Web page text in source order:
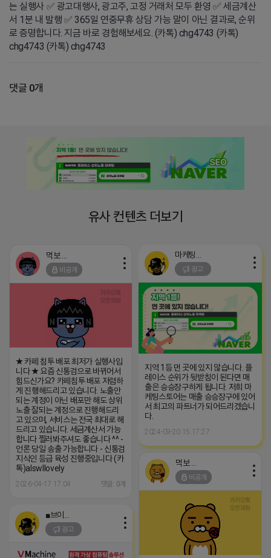
는 실행사 ✅ 광고대행사, 광고주, 고정 거래처 모두 환영 ✅ 세금계산
서 1분 내 발행 ✅ 365일 연중무휴 상담 가능 말이 아닌 결과로, 순위
로 증명합니다. 지금 바로 경험해보세요. (카톡) chg4743 (카톡)
chg4743 (카톡) chg4743
댓글 0개
유사 컨텐츠 더보기
비공개
★ 카페 침투 배포 최저가 실행사입
니다 ★ 요즘 신통검으로 바뀌어서
힘드신가요? 카페침투 배포 저렴하
게 진행해드리고 있습니다. 노출안
되는 계정이 아닌 배포만 해도 상위
노출 잘되는 계정으로 진행해드리
고 있으며, 서비스는 전국 최대로 해
드리고 있습니다. 세금계산서 가능
합니다 찔러봐주셔도 좋습니다 ^^ -
언론 당일 송출 가능합니다 - 신통검
지식인 등급 육성 진행중입니다 (카
톡)alswllovely
2026-04-17 17:04 댓글: 0개
광고
지역 1등 먼 곳에 있지 않습니다. 플
레이스 순위가 뒷받침이 된다면 매
출은 승승장구하게 됩니다. 저희 마
케팅스토어는 매출 승승장구에 있어
서 최고의 파트너가 되어드리겠습니
다.
2024-09-20 15:17:27
비공개
광고